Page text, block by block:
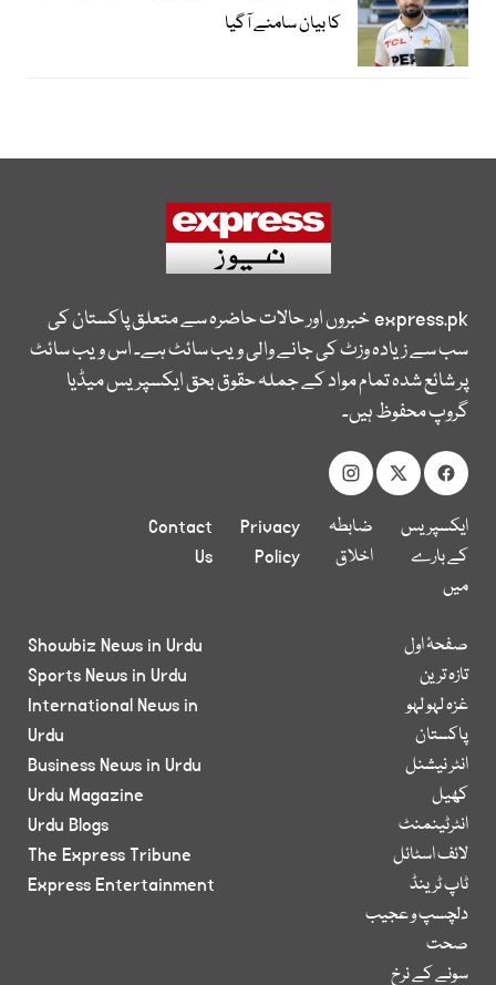
کا بیان سامنے آگیا
express.pkخبروں اور حالات حاضرہ سے متعلق پاکستان کی
سب سے زیادہ وزٹ کی جانے والی ویب سائٹ ہے۔ اس ویب سائٹ
پر شائع شدہ تمام مواد کے جملہ حقوق بحق ایکسپریس میڈیا
گروپ محفوظ ہیں۔
ایکسپریس
کے بارے
میں
ضابطہ
اخلاق
Privacy
Policy
Contact
Us
صفحۂ اول
تازہ ترین
غزہ لہو لہو
پاکستان
انٹر نیشنل
کھیل
انٹرٹینمنٹ
لائف اسٹائل
ٹاپ ٹرینڈ
دلچسپ و عجیب
صحت
سونے کے نرخ
Showbiz News in Urdu
Sports News in Urdu
International News in
Urdu
Business News in Urdu
Urdu Magazine
Urdu Blogs
The Express Tribune
Express Entertainment